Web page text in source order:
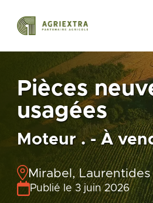
Pièces
usagées
Moteur . - À
Mirabel, Laurentides
Publié le 3 juin 2026